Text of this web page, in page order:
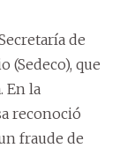
de
(Sedeco), que
En la
reconoció
fraude de